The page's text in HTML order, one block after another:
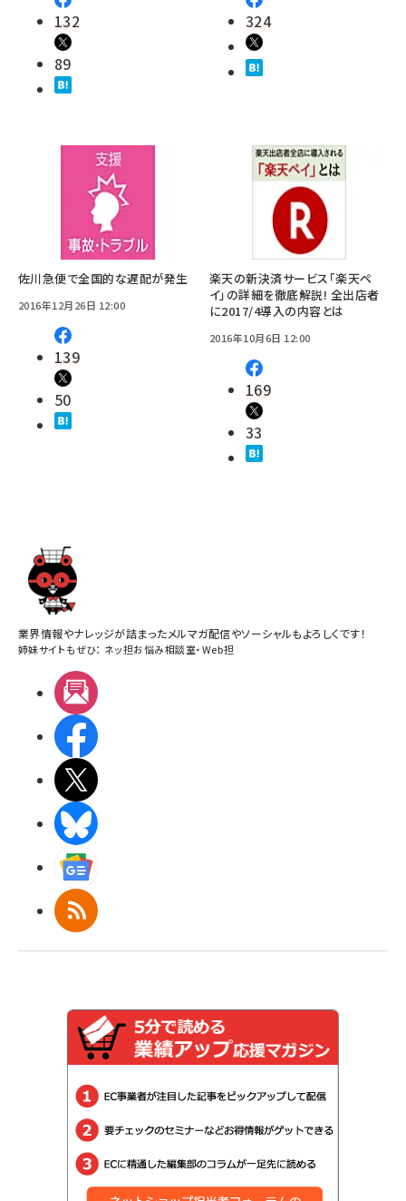
132
89
324
佐川急便で全国的な遅配が発生
2016年12月26日 12:00
139
50
楽天の新決済サービス「楽天ペ
イ」の詳細を徹底解説! 全出店者
に2017/4導入の内容とは
2016年10月6日 12:00
169
33
業界情報やナレッジが詰まったメルマガ配信やソーシャルもよろしくです！
姉妹サイトもぜひ： ネッ担お悩み相談室・Web担
RSS